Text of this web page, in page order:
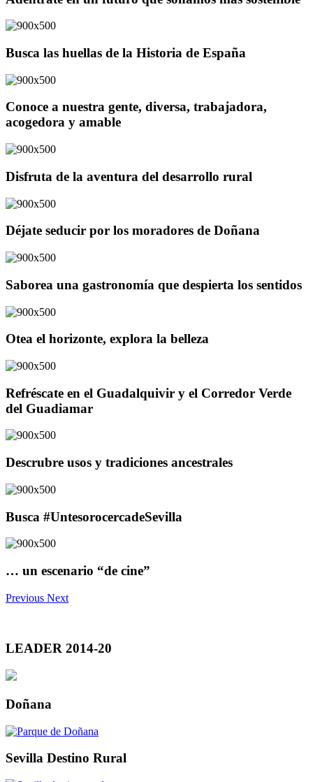
Busca las huellas de la Historia de España
Conoce a nuestra gente, diversa, trabajadora,
acogedora y amable
Disfruta de la aventura del desarrollo rural
Déjate seducir por los moradores de Doñana
Saborea una gastronomía que despierta los sentidos
Otea el horizonte, explora la belleza
Refréscate en el Guadalquivir y el Corredor Verde
del Guadiamar
Descrubre usos y tradiciones ancestrales
Busca #UntesorocercadeSevilla
… un escenario “de cine”
Previous Next
LEADER 2014-20
Doñana
Sevilla Destino Rural